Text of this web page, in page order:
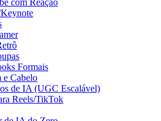
com Reação
Keynote
Formais
e Cabelo
de IA (UGC Escalável)
Reels/TikTok